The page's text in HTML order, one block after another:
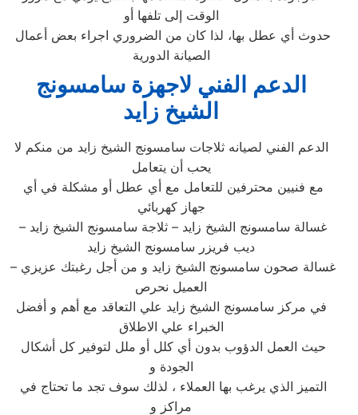
الوقت إلى تلفها أو
الصيانة الدورية
الدعم الفني لاجهزة سامسونج
الشيخ زايد
الدعم الفني لصيانه ثلاجات سامسونج الشيخ زايد من منكم لا
يحب أن يتعامل
جهاز كهربائي
ديب فريزر سامسونج الشيخ زايد
– غسالة صحون سامسونج الشيخ زايد و من أجل رغبتك عزيزي
العميل نحرص
في مركز سامسونج الشيخ زايد علي التعاقد مع أهم و أفضل
الخبراء علي الاطلاق
الجودة و
مراكز و